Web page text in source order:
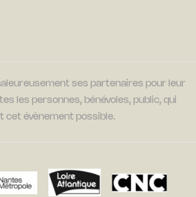
ses partenaires pour leur
les personnes, bénévoles, public, qui
cet évènement possible.